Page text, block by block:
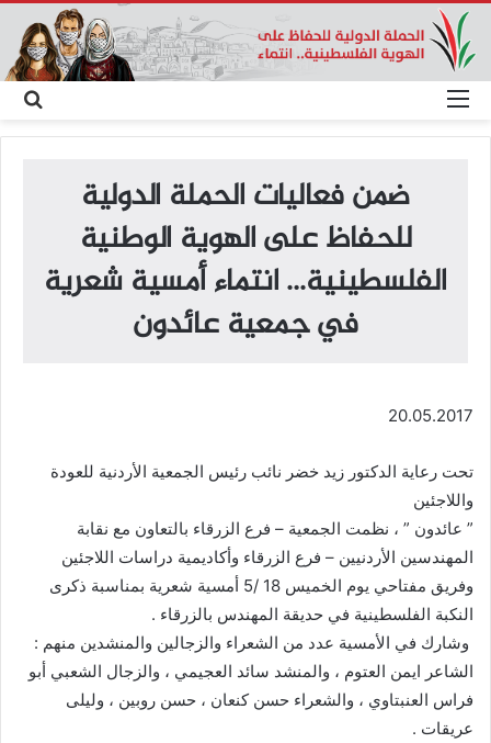
عن
القائمة
ضمن فعاليات الحملة الدولية
للحفاظ على الهوية الوطنية
الفلسطينية… انتماء أمسية شعرية
في جمعية عائدون
20.05.2017
تحت رعاية الدكتور زيد خضر نائب رئيس الجمعية الأردنية للعودة
واللاجئين
” عائدون ” ، نظمت الجمعية – فرع الزرقاء بالتعاون مع نقابة
المهندسين الأردنيين – فرع الزرقاء وأكاديمية دراسات اللاجئين
وفريق مفتاحي يوم الخميس 18 /5 أمسية شعرية بمناسبة ذكرى
النكبة الفلسطينية في حديقة المهندس بالزرقاء .
وشارك في الأمسية عدد من الشعراء والزجالين والمنشدين منهم :
الشاعر ايمن العتوم ، والمنشد سائد العجيمي ، والزجال الشعبي أبو
فراس العنبتاوي ، والشعراء حسن كنعان ، حسن روبين ، وليلى
عريقات .